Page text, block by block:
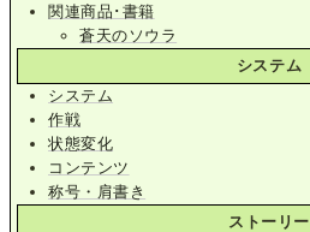
関連商品･書籍
蒼天のソウラ
システム
システム
作戦
状態変化
コンテンツ
称号・肩書き
ストーリー